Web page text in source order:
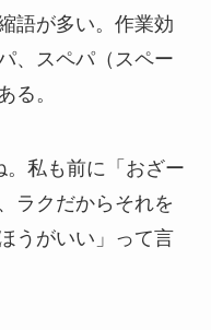
語が多い。作業効
、スペパ（スペー
る。
。私も前に「おざー
ラクだからそれを
うがいい」って言